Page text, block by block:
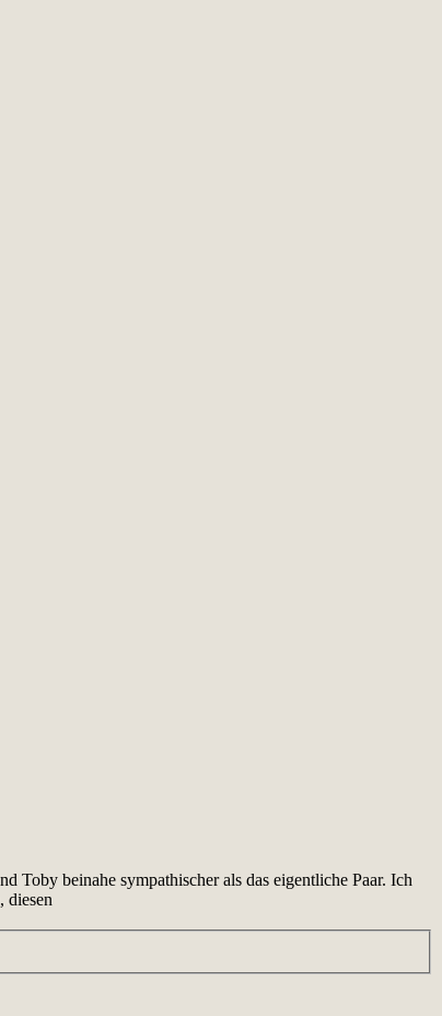
beinahe sympathischer als das eigentliche Paar. Ich
diesen